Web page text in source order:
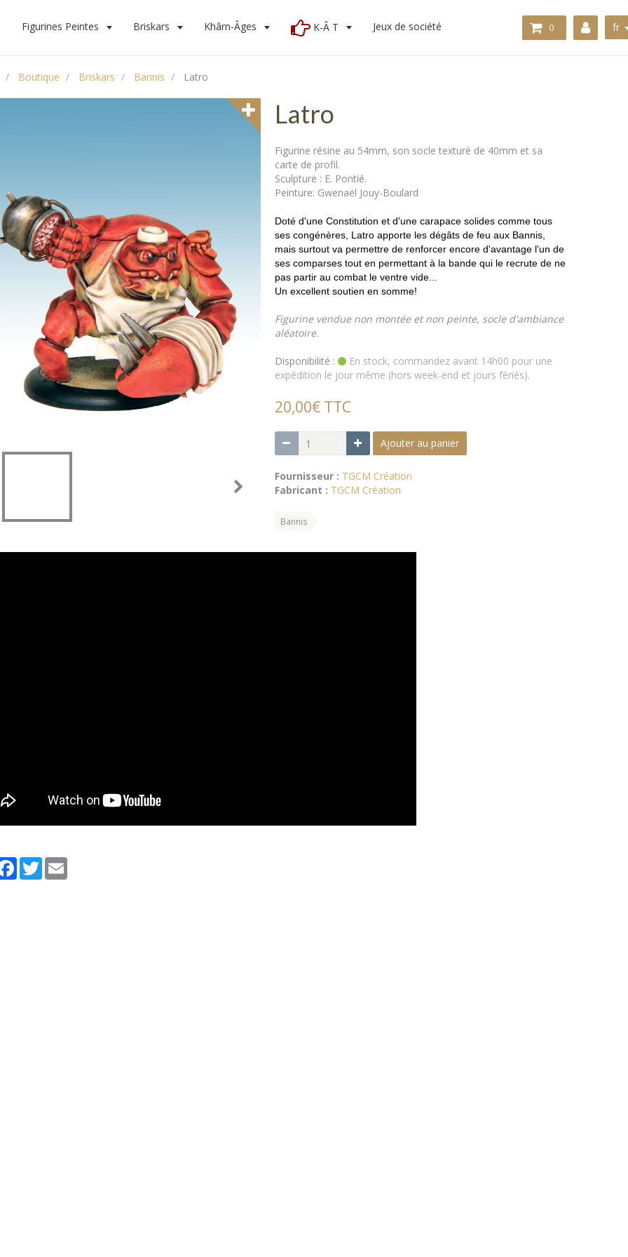
Figurines Peintes Briskars Khârn-Âges K-Â T Jeux de société 0 fr
Boutique Briskars Bannis Latro
Latro
Figurine résine au 54mm, son socle texturé de 40mm et sa
carte de profil.
Sculpture : E. Pontié.
Peinture: Gwenaël Jouy-Boulard
Doté d'une Constitution et d'une carapace solides comme tous
ses congénères, Latro apporte les dégâts de feu aux Bannis,
mais surtout va permettre de renforcer encore d'avantage l'un de
ses comparses tout en permettant à la bande qui le recrute de ne
pas partir au combat le ventre vide...
Un excellent soutien en somme!
Figurine vendue non montée et non peinte, socle d'ambiance
aléatoire.
Disponibilité :
En stock, commandez avant 14h00 pour une
expédition le jour même (hors week-end et jours fériés).
20,00€ TTC
Ajouter au panier
Fournisseur : TGCM Création
Fabricant : TGCM Création
Bannis
Facebook
Twitter